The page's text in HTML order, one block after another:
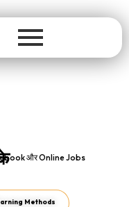
और Online Jobs
Methods